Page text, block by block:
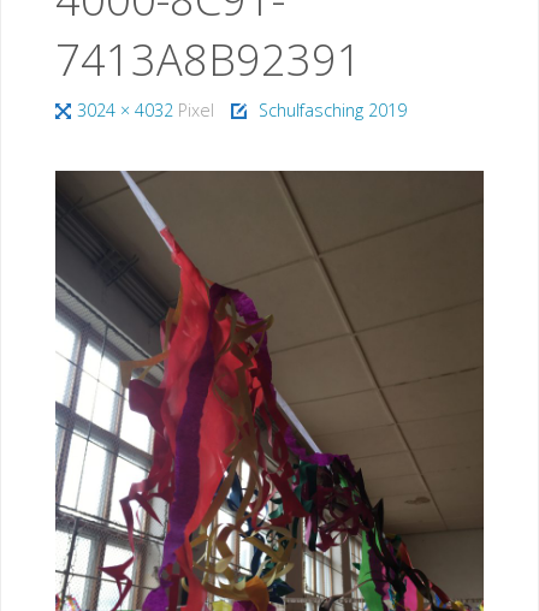
7413A8B92391
Originalgröße
3024 × 4032 Pixel Schulfasching 2019